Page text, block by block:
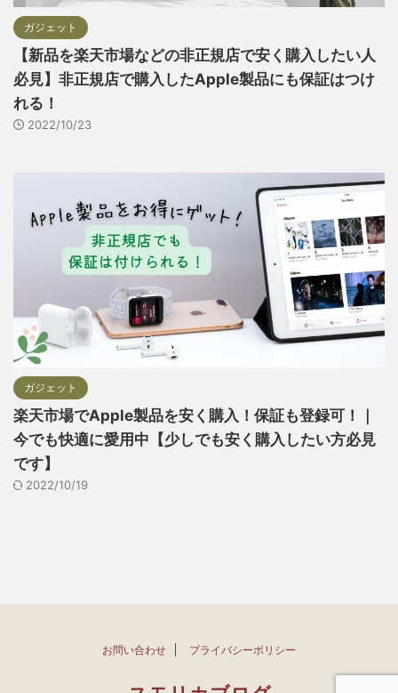
ガジェット
【新品を楽天市場などの非正規店で安く購入したい人
必見】非正規店で購入したApple製品にも保証はつけ
れる！
2022/10/23
ガジェット
楽天市場でApple製品を安く購入！保証も登録可！｜
今でも快適に愛用中【少しでも安く購入したい方必見
です】
2022/10/19
お問い合わせ プライバシーポリシー